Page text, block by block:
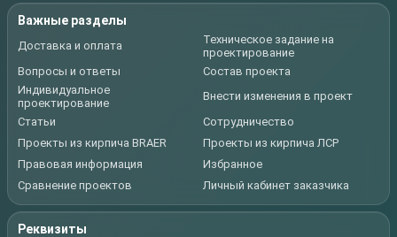
Важные разделы
Доставка и оплата
Техническое задание на
проектирование
Вопросы и ответы
Состав проекта
Индивидуальное
проектирование
Внести изменения в проект
Статьи
Сотрудничество
Проекты из кирпича BRAER
Проекты из кирпича ЛСР
Правовая информация
Избранное
Сравнение проектов
Личный кабинет заказчика
Реквизиты